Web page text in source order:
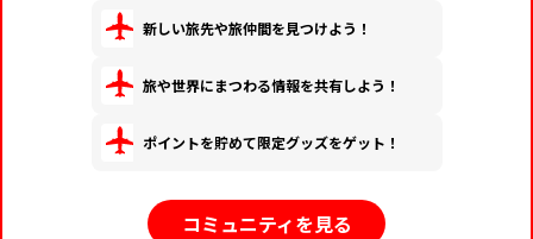
新しい旅先や旅仲間を見つけよう！
旅や世界にまつわる情報を共有しよう！
ポイントを貯めて限定グッズをゲット！
コミュニティを見る